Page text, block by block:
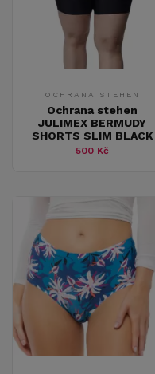
OCHRANA STEHEN
Ochrana stehen
JULIMEX BERMUDY
SHORTS SLIM BLACK
500 Kč